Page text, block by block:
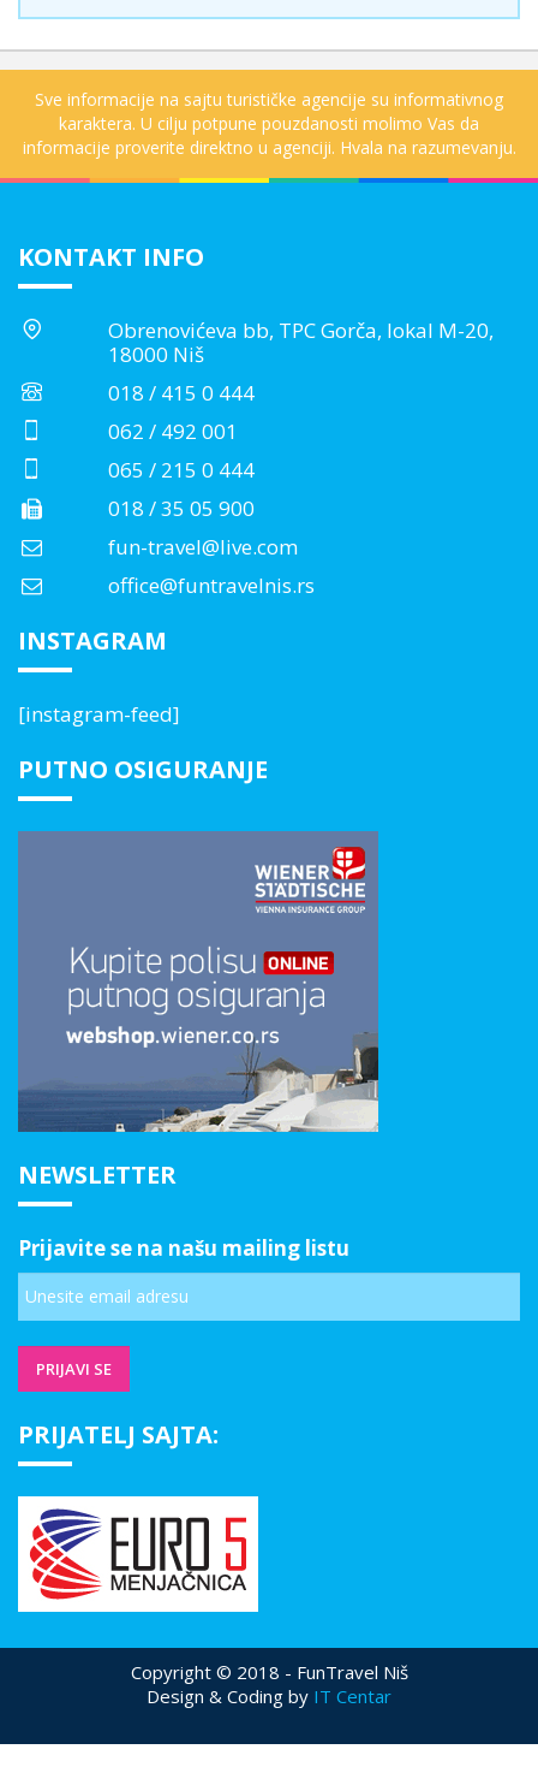
Sve informacije na sajtu turističke agencije su informativnog
karaktera. U cilju potpune pouzdanosti molimo Vas da
informacije proverite direktno u agenciji. Hvala na razumevanju.
KONTAKT INFO
Obrenovićeva bb, TPC Gorča, lokal M-20,
18000 Niš
018 / 415 0 444
062 / 492 001
065 / 215 0 444
018 / 35 05 900
fun-travel@live.com
office@funtravelnis.rs
INSTAGRAM
[instagram-feed]
PUTNO OSIGURANJE
NEWSLETTER
Prijavite se na našu mailing listu
PRIJATELJ SAJTA:
Copyright © 2018 - FunTravel Niš
Design & Coding by IT Centar